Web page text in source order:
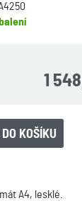
1
A4, lesklé.